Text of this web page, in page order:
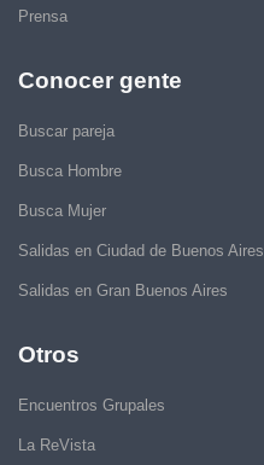
Prensa
Conocer gente
Buscar pareja
Busca Hombre
Busca Mujer
Salidas en Ciudad de Buenos Aires
Salidas en Gran Buenos Aires
Otros
Encuentros Grupales
La ReVista